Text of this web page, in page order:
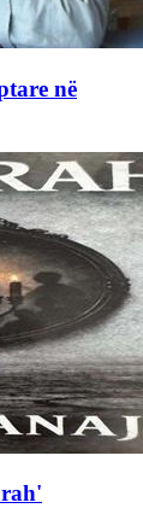
në